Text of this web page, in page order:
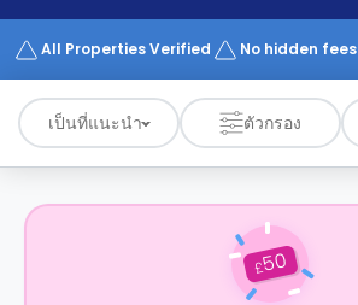
Works
All Properties Verified No hidden fees
เป็นที่แนะนำ ตัวกรอง
£50